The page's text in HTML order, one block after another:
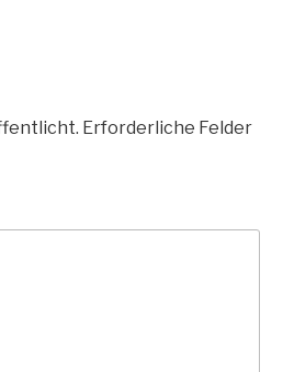
Erforderliche Felder